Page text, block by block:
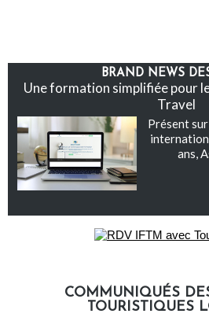
BRAND NEWS
Une formation simplifiée pour
Travel
Présent
ans,
COMMUNIQUÉS
TOURISTIQUES